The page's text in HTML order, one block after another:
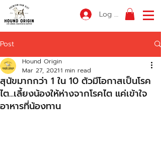
Log In
Post
สุนัขมากกว่า 1 ใน 10 ตัวมีโอกาสเป็นโรค
ไต...เลี้ยงน้องให้ห่างจากโรคไต แค่เข้าใจ
อาหารที่น้องทาน
Hound Origin
Mar 27, 20211 min read